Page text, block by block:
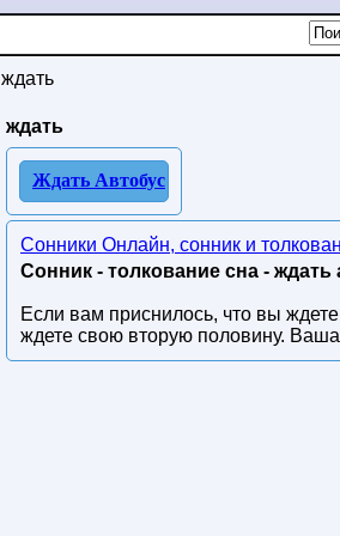
ждать
ждать
Ждать Автобус
Сонники Онлайн, сонник и
Сонник - толкование сна - ждать
Если вам приснилось, что вы
ждете свою вторую половину.